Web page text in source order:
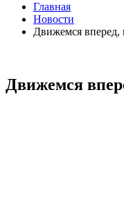
Главная
Новости
Движемся вперед,
Движемся